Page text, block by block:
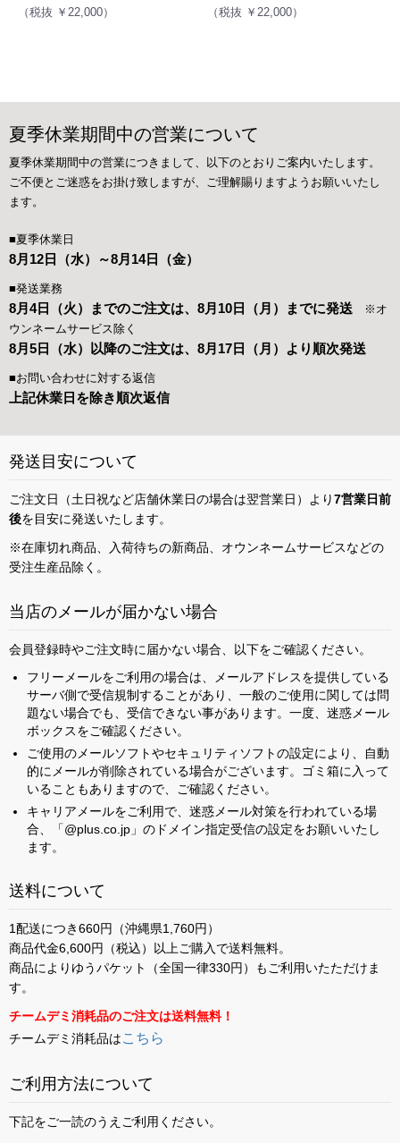
（税抜 ￥22,000） （税抜 ￥22,000）
夏季休業期間中の営業について
夏季休業期間中の営業につきまして、以下のとおりご案内いたします。
ご不便とご迷惑をお掛け致しますが、ご理解賜りますようお願いいたし
ます。
■夏季休業日
8月12日（水）～8月14日（金）
■発送業務
8月4日（火）までのご注文は、8月10日（月）までに発送 ※オ
ウンネームサービス除く
8月5日（水）以降のご注文は、8月17日（月）より順次発送
■お問い合わせに対する返信
上記休業日を除き順次返信
発送目安について
ご注文日（土日祝など店舗休業日の場合は翌営業日）より7営業日前
後を目安に発送いたします。
※在庫切れ商品、入荷待ちの新商品、オウンネームサービスなどの
受注生産品除く。
当店のメールが届かない場合
会員登録時やご注文時に届かない場合、以下をご確認ください。
フリーメールをご利用の場合は、メールアドレスを提供している
サーバ側で受信規制することがあり、一般のご使用に関しては問
題ない場合でも、受信できない事があります。一度、迷惑メール
ボックスをご確認ください。
ご使用のメールソフトやセキュリティソフトの設定により、自動
的にメールが削除されている場合がございます。ゴミ箱に入って
いることもありますので、ご確認ください。
キャリアメールをご利用で、迷惑メール対策を行われている場
合、「@plus.co.jp」のドメイン指定受信の設定をお願いいたし
ます。
送料について
1配送につき660円（沖縄県1,760円）
商品代金6,600円（税込）以上ご購入で送料無料。
商品によりゆうパケット（全国一律330円）もご利用いたただけま
す。
チームデミ消耗品のご注文は送料無料！
チームデミ消耗品はこちら
ご利用方法について
下記をご一読のうえご利用ください。